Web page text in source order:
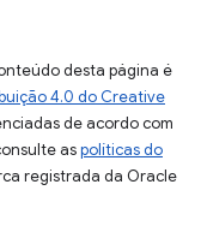
desta página é
4.0 do Creative
de acordo com
aspolíticas do
registrada da Oracle